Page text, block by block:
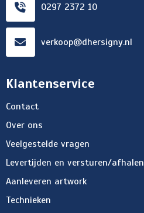
0297 2372 10
verkoop@dhersigny.nl
Klantenservice
Contact
Over ons
Veelgestelde vragen
Levertijden en versturen/afhalen
Aanleveren artwork
Technieken